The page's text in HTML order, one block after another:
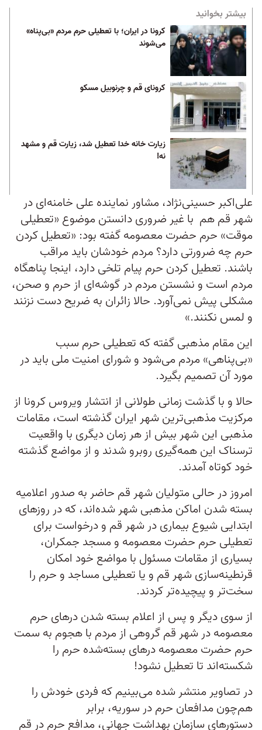
بیشتر بخوانید
کرونا در ایران؛ با تعطیلی حرم مردم «بی‌پناه»
می‌شوند
کرونای قم و چرنوبیل مسکو
زیارت خانه خدا تعطیل شد، زیارت قم و مشهد
نه!
علی‌اکبر حسینی‌نژاد، مشاور نماینده علی خامنه‌ای در
شهر قم هم با غیر ضروری دانستن موضوع «تعطیلی
موقت» حرم حضرت معصومه گفته بود: «تعطیل کردن
حرم چه ضرورتی دارد؟ مردم خودشان باید مراقب
باشند. تعطیل کردن حرم پیام تلخی دارد، اینجا پناهگاه
مردم است و نشستن مردم در گوشه‌ای از حرم و صحن،
مشکلی پیش نمی‌آورد. حالا زائران به ضریح دست نزنند
و لمس نکنند.»
این مقام مذهبی گفته که تعطیلی حرم سبب
«بی‌پناهی» مردم می‌شود و شورای امنیت ملی باید در
مورد آن تصمیم بگیرد.
حالا و با گذشت زمانی طولانی از انتشار ویروس کرونا از
مرکزیت مذهبی‌ترین شهر ایران گذشته است، مقامات
مذهبی این شهر بیش از هر زمان دیگری با واقعیت
ترسناک این همه‌گیری روبرو شدند و از مواضع گذشته
خود کوتاه آمدند.
امروز در حالی متولیان شهر قم حاضر به صدور اعلامیه
بسته شدن اماکن مذهبی شهر شده‌اند، که در روزهای
ابتدایی شیوع بیماری در شهر قم و درخواست برای
تعطیلی حرم حضرت معصومه و مسجد جمکران،
بسیاری از مقامات مسئول با مواضع خود امکان
قرنطینه‌سازی شهر قم و یا تعطیلی مساجد و حرم را
سخت‌تر و پیچیده‌تر کردند.
از سوی دیگر و پس از اعلام بسته شدن درهای حرم
معصومه در شهر قم گروهی از مردم با هجوم به سمت
حرم حضرت معصومه در‌های بسته‌شده حرم را
شکسته‌اند تا تعطیل نشود!
در تصاویر منتشر شده می‌بینیم که فردی خودش را
هم‌چون مدافعان حرم در سوریه، برابر
دستورهای سازمان بهداشت جهانی، مدافع حرم در قم